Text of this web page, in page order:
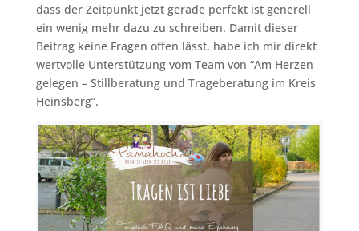
dass der Zeitpunkt jetzt gerade perfekt ist generell
ein wenig mehr dazu zu schreiben. Damit dieser
Beitrag keine Fragen offen lässt, habe ich mir direkt
wertvolle Unterstützung vom Team von “Am Herzen
gelegen – Stillberatung und Trageberatung im Kreis
Heinsberg”.